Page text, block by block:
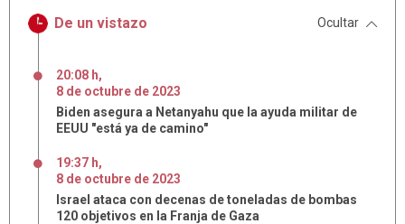
De un vistazo Ocultar
20:08 h,
8 de octubre de 2023
Biden asegura a Netanyahu que la ayuda militar de
EEUU "está ya de camino"
19:37 h,
8 de octubre de 2023
Israel ataca con decenas de toneladas de bombas
120 objetivos en la Franja de Gaza